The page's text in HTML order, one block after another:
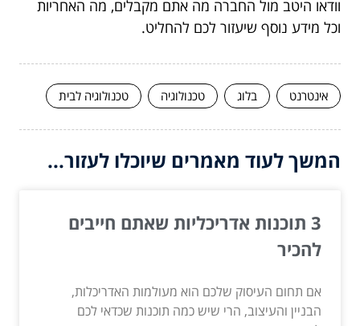
וודאו היטב מול החברה מה אתם מקבלים, מה האחריות
וכל מידע נוסף שיעזור לכם להחליט.
אינטרנט בלוג טכנולוגיה טכנולוגיה לבית
המשך לעוד מאמרים שיוכלו לעזור...
3 תוכנות אדריכליות שאתם חייבים
להכיר
אם תחום העיסוק שלכם הוא מעולמות האדריכלות,
הבניין והעיצוב, הרי שיש כמה תוכנות שכדאי לכם